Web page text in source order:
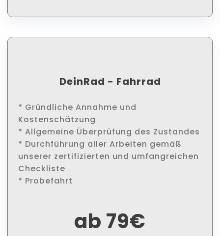
DeinRad - Fahrrad
* Gründliche Annahme und
Kostenschätzung
* Allgemeine Überprüfung des Zustandes
* Durchführung aller Arbeiten gemäß
unserer zertifizierten und umfangreichen
Checkliste
* Probefahrt
ab 79€